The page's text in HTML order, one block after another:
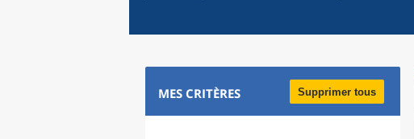
MES CRITÈRES Supprimer tous